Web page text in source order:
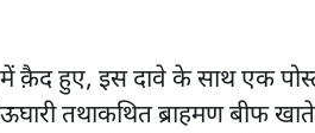
क़ैद हुए, इस दावे के साथ एक
तथाकथित ब्राहमण बीफ